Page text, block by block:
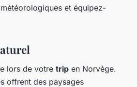
et équipez-
lors de votre trip en Norvège.
offrent des paysages